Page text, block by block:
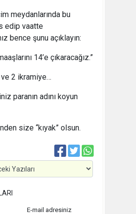
meydanlarında bu
edip vaatte
bence şunu açıklayın:
14’e çıkaracağız.”
2 ikramiye…
paranın adını koyun
size “kıyak” olsun.
E-mail adresiniz